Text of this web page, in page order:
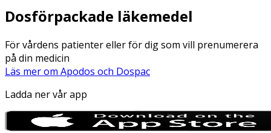
Dosförpackade läkemedel
För vårdens patienter eller för dig som vill prenumerera
på din medicin
Läs mer om Apodos och Dospac
Ladda ner vår app